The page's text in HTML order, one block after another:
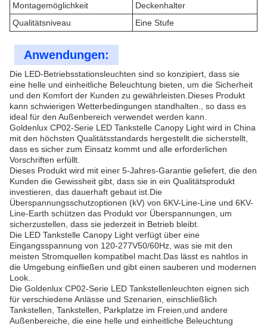
Montagemöglichkeit
Deckenhalter
Qualitätsniveau
Eine Stufe
Anwendungen:
Die LED-Betriebsstationsleuchten sind so konzipiert, dass sie
eine helle und einheitliche Beleuchtung bieten, um die Sicherheit
und den Komfort der Kunden zu gewährleisten.Dieses Produkt
kann schwierigen Wetterbedingungen standhalten., so dass es
ideal für den Außenbereich verwendet werden kann.
Goldenlux CP02-Serie LED Tankstelle Canopy Light wird in China
mit den höchsten Qualitätsstandards hergestellt.die sicherstellt,
dass es sicher zum Einsatz kommt und alle erforderlichen
Vorschriften erfüllt.
Dieses Produkt wird mit einer 5-Jahres-Garantie geliefert, die den
Kunden die Gewissheit gibt, dass sie in ein Qualitätsprodukt
investieren, das dauerhaft gebaut ist.Die
Überspannungsschutzoptionen (kV) von 6KV-Line-Line und 6KV-
Line-Earth schützen das Produkt vor Überspannungen, um
sicherzustellen, dass sie jederzeit in Betrieb bleibt.
Die LED Tankstelle Canopy Light verfügt über eine
Eingangsspannung von 120-277V50/60Hz, was sie mit den
meisten Stromquellen kompatibel macht.Das lässt es nahtlos in
die Umgebung einfließen und gibt einen sauberen und modernen
Look..
Die Goldenlux CP02-Serie LED Tankstellenleuchten eignen sich
für verschiedene Anlässe und Szenarien, einschließlich
Tankstellen, Tankstellen, Parkplatze im Freien,und andere
Außenbereiche, die eine helle und einheitliche Beleuchtung